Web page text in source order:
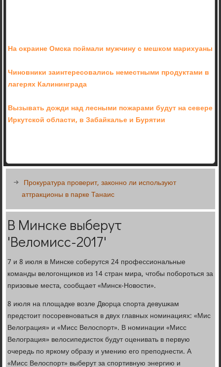
На окраине Омска поймали мужчину с мешком марихуаны
Чиновники заинтересовались неместными продуктами в
лагерях Калининграда
Вызывать дожди над лесными пожарами будут на севере
Иркутской области, в Забайкалье и Бурятии
Прокуратура проверит, законно ли используют
аттракционы в парке Танаис
В Минске выберут
'Веломисс-2017'
7 и 8 июля в Минске соберутся 24 профессиональные
команды велогонщиков из 14 стран мира, чтобы побороться за
призовые места, сообщает «Минск-Новости».
8 июля на площадке возле Дворца спорта девушкам
предстоит посоревноваться в двух главных номинациях: «Мис
Велограция» и «Мисс Велоспорт». В номинации «Мисс
Велограция» велосипедисток будут оценивать в первую
очередь по яркому образу и умению его преподнести. А
«Мисс Велоспорт» выберут за спортивную энергию и